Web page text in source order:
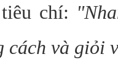
chí:
cách và giỏi